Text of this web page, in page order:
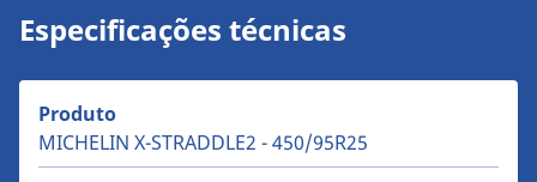
Especificações técnicas
Produto
MICHELIN X-STRADDLE2 - 450/95R25